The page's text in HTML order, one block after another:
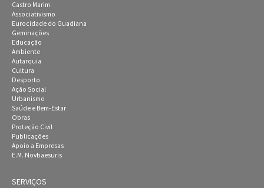
Castro Marim
Associativismo
Eurocidade do Guadiana
Geminações
Educação
Ambiente
Autarquia
Cultura
Desporto
Ação Social
Urbanismo
Saúde e Bem-Estar
Obras
Proteção Civil
Publicações
Apoio a Empresas
E.M. Novbaesuris
SERVIÇOS